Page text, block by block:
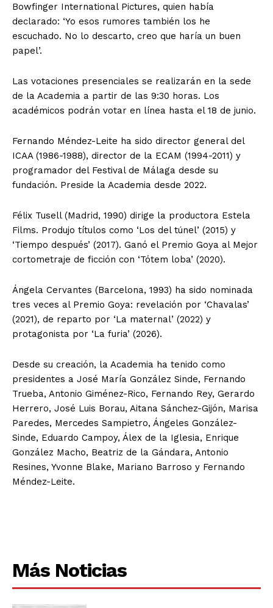
Bowfinger International Pictures, quien había
declarado: ‘Yo esos rumores también los he
escuchado. No lo descarto, creo que haría un buen
papel’.
Las votaciones presenciales se realizarán en la sede
de la Academia a partir de las 9:30 horas. Los
académicos podrán votar en línea hasta el 18 de junio.
Fernando Méndez-Leite ha sido director general del
ICAA (1986-1988), director de la ECAM (1994-2011) y
programador del Festival de Málaga desde su
fundación. Preside la Academia desde 2022.
Félix Tusell (Madrid, 1990) dirige la productora Estela
Films. Produjo títulos como ‘Los del túnel’ (2015) y
‘Tiempo después’ (2017). Ganó el Premio Goya al Mejor
cortometraje de ficción con ‘Tótem loba’ (2020).
Ángela Cervantes (Barcelona, 1993) ha sido nominada
tres veces al Premio Goya: revelación por ‘Chavalas’
(2021), de reparto por ‘La maternal’ (2022) y
protagonista por ‘La furia’ (2026).
Desde su creación, la Academia ha tenido como
presidentes a José María González Sinde, Fernando
Trueba, Antonio Giménez-Rico, Fernando Rey, Gerardo
Herrero, José Luis Borau, Aitana Sánchez-Gijón, Marisa
Paredes, Mercedes Sampietro, Ángeles González-
Sinde, Eduardo Campoy, Álex de la Iglesia, Enrique
González Macho, Beatriz de la Gándara, Antonio
Resines, Yvonne Blake, Mariano Barroso y Fernando
Méndez-Leite.
Más Noticias